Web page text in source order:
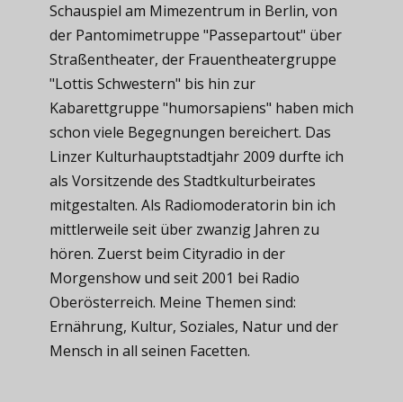
Schauspiel am Mimezentrum in Berlin, von
der Pantomimetruppe "Passepartout" über
Straßentheater, der Frauentheatergruppe
"Lottis Schwestern" bis hin zur
Kabarettgruppe "humorsapiens" haben mich
schon viele Begegnungen bereichert. Das
Linzer Kulturhauptstadtjahr 2009 durfte ich
als Vorsitzende des Stadtkulturbeirates
mitgestalten. Als Radiomoderatorin bin ich
mittlerweile seit über zwanzig Jahren zu
hören. Zuerst beim Cityradio in der
Morgenshow und seit 2001 bei Radio
Oberösterreich. Meine Themen sind:
Ernährung, Kultur, Soziales, Natur und der
Mensch in all seinen Facetten.